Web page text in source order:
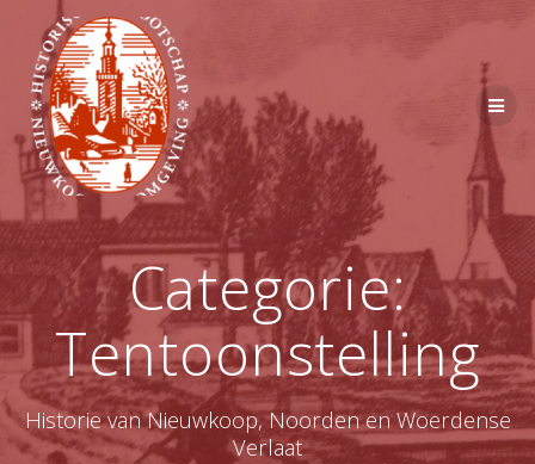
inhoud
Categorie:
Tentoonstelling
Historie van Nieuwkoop, Noorden en Woerdense
Verlaat